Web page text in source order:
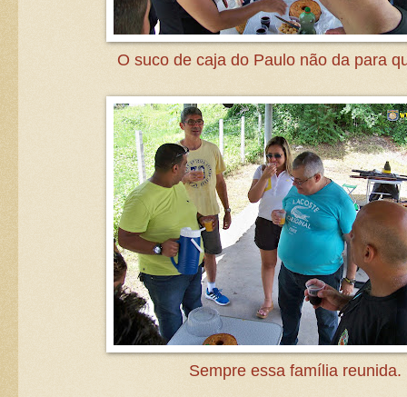
O suco de caja do Paulo não da para
Sempre essa família reunida.